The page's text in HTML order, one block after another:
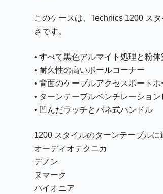
このケースは、Technics 1200 ス
さです。
• すべて黒色アルマイト処理と粉
• 耐久性の高いボールコーナー
• 背面のケーブルアクセスポートホ
• ターンテーブルベンチレーション
• 凹んだラッチとバネ式ハンドル
1200 スタイルのターンテーブルに
オーディオテクニカ
デノン
ヌマーク
パイオニア